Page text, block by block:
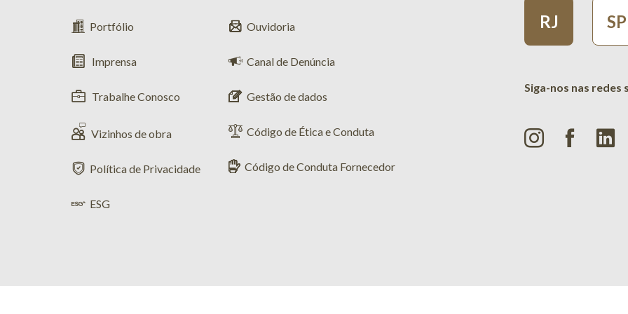
Portfólio
Imprensa
Trabalhe Conosco
Vizinhos de obra
Política de Privacidade
ESG
Ouvidoria
Canal de Denúncia
Gestão de dados
Código de Ética e Conduta
Código de Conduta Fornecedor
RJ SP
Siga-nos nas redes